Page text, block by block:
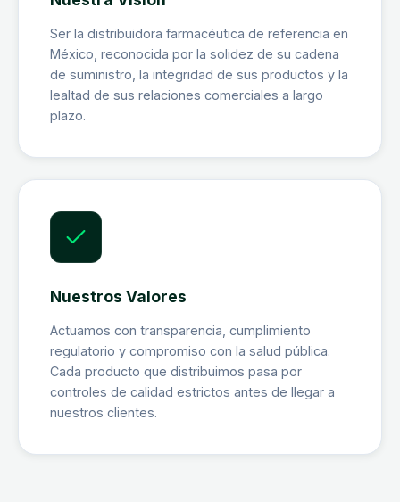
Ser la distribuidora farmacéutica de referencia en
México, reconocida por la solidez de su cadena
de suministro, la integridad de sus productos y la
lealtad de sus relaciones comerciales a largo
plazo.
Nuestros Valores
Actuamos con transparencia, cumplimiento
regulatorio y compromiso con la salud pública.
Cada producto que distribuimos pasa por
controles de calidad estrictos antes de llegar a
nuestros clientes.